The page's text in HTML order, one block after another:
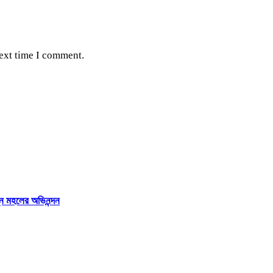
time I comment.
মহলের অভিনন্দন